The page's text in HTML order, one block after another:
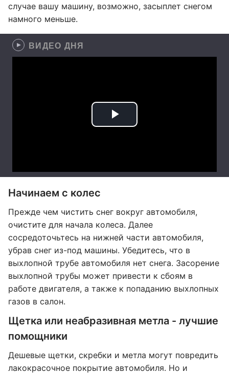
случае вашу машину, возможно, засыплет снегом
намного меньше.
ВИДЕО ДНЯ
Начинаем с колес
Прежде чем чистить снег вокруг автомобиля,
очистите для начала колеса. Далее
сосредоточьтесь на нижней части автомобиля,
убрав снег из-под машины. Убедитесь, что в
выхлопной трубе автомобиля нет снега. Засорение
выхлопной трубы может привести к сбоям в
работе двигателя, а также к попаданию выхлопных
газов в салон.
Щетка или неабразивная метла - лучшие
помощники
Дешевые щетки, скребки и метла могут повредить
лакокрасочное покрытие автомобиля. Но и